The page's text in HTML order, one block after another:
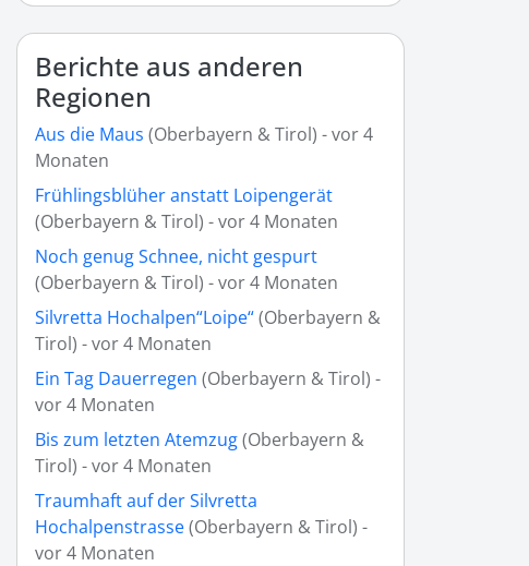
Berichte aus anderen
Regionen
Aus die Maus (Oberbayern & Tirol) - vor 4
Monaten
Frühlingsblüher anstatt Loipengerät
(Oberbayern & Tirol) - vor 4 Monaten
Noch genug Schnee, nicht gespurt
(Oberbayern & Tirol) - vor 4 Monaten
Silvretta Hochalpen“Loipe“(Oberbayern &
Tirol) - vor 4 Monaten
Ein Tag Dauerregen (Oberbayern & Tirol) -
vor 4 Monaten
Bis zum letzten Atemzug(Oberbayern &
Tirol) - vor 4 Monaten
Traumhaft auf der Silvretta
Hochalpenstrasse(Oberbayern & Tirol) -
vor 4 Monaten